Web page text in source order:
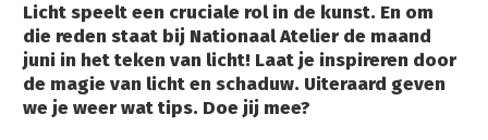
Licht speelt een cruciale rol in de kunst. En om
die reden staat bij Nationaal Atelier de maand
juni in het teken van licht! Laat je inspireren door
de magie van licht en schaduw. Uiteraard geven
we je weer wat tips. Doe jij mee?